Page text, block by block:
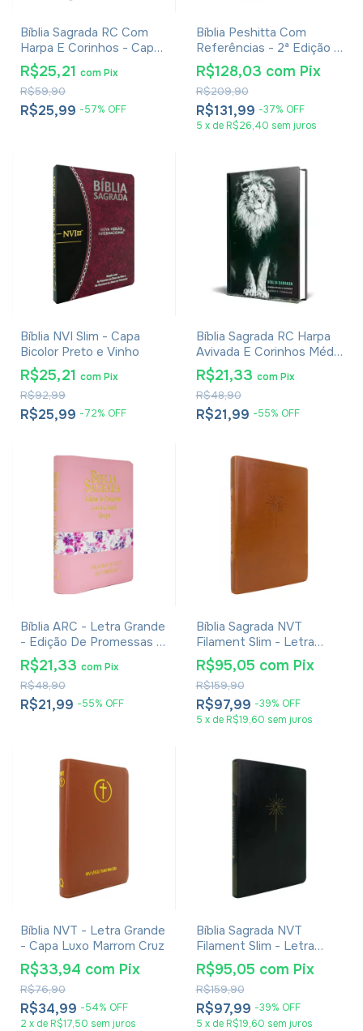
Bíblia Sagrada RC Com
Harpa E Corinhos - Capa
Luxo Veneza Whisk
R$25,99 -57% OFF
R$59,90
R$25,21 comPix
Bíblia Peshitta Com
Referências - 2ª Edição -
Verde
R$131,99 -37% OFF
R$209,90
R$128,03 com Pix
5 x de R$26,40 sem juros
Bíblia NVI Slim - Capa
Bicolor Preto e Vinho
R$25,99 -72% OFF
R$92,99
R$25,21 comPix
Bíblia Sagrada RC Harpa
Avivada E Corinhos Média
Capa Dura Leão Isaías
R$21,99 -55% OFF
R$48,90
R$21,33 com Pix
Bíblia ARC - Letra Grande
- Edição De Promessas -
Palavras De Jesus Em
Vermelho - Harpa - Capa
Zíper Tricolor Rosa
R$21,99 -55% OFF
R$48,90
R$21,33 comPix
Bíblia Sagrada NVT
Filament Slim - Letra
Grande - Capa Luxo
Marrom
R$97,99 -39% OFF
R$159,90
R$95,05 com Pix
5 x de R$19,60 sem juros
Bíblia NVT - Letra Grande
- Capa Luxo Marrom Cruz
R$34,99 -54% OFF
R$76,90
R$33,94 com Pix
2 x de R$17,50 sem juros
Bíblia Sagrada NVT
Filament Slim - Letra
Grande - Capa Luxo
Preta
R$97,99 -39% OFF
R$159,90
R$95,05 com Pix
5 x de R$19,60 sem juros